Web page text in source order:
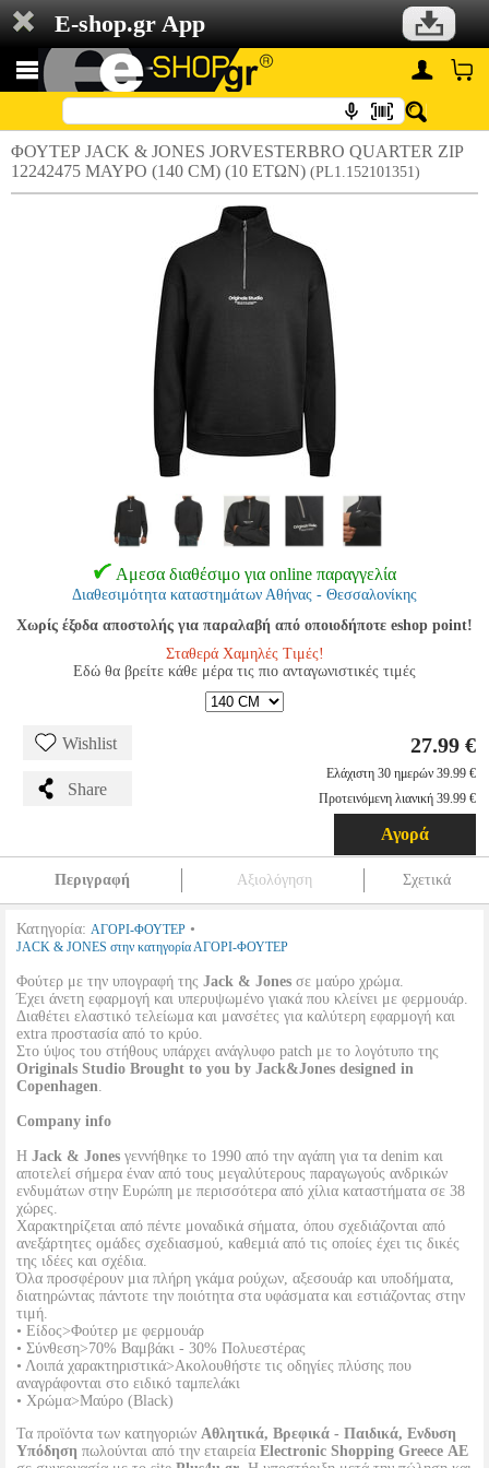
E-shop.gr App
ΦΟΥΤΕΡ JACK & JONES JORVESTERBRO QUARTER ZIP
12242475 ΜΑΥΡΟ (140 CM) (10 ΕΤΩΝ) (PL1.152101351)
Αμεσα διαθέσιμο για online παραγγελία
Διαθεσιμότητα καταστημάτων Αθήνας - Θεσσαλονίκης
Χωρίς έξοδα αποστολής για παραλαβή από οποιοδήποτε eshop point!
Σταθερά Χαμηλές Τιμές!
Εδώ θα βρείτε κάθε μέρα τις πιο ανταγωνιστικές τιμές
Wishlist
Share
27.99 €
Ελάχιστη 30 ημερών 39.99 €
Προτεινόμενη λιανική 39.99 €
Αγορά
Περιγραφή Αξιολόγηση Σχετικά
Κατηγορία: ΑΓΟΡΙ-ΦΟΥΤΕΡ •
JACK & JONES στην κατηγορία ΑΓΟΡΙ-ΦΟΥΤΕΡ
Φούτερ με την υπογραφή της Jack & Jones σε μαύρο χρώμα.
Έχει άνετη εφαρμογή και υπερυψωμένο γιακά που κλείνει με φερμουάρ.
Διαθέτει ελαστικό τελείωμα και μανσέτες για καλύτερη εφαρμογή και
extra προστασία από το κρύο.
Στο ύψος του στήθους υπάρχει ανάγλυφο patch με το λογότυπο της
Originals Studio Brought to you by Jack&Jones designed in
Copenhagen.
Company info
Η Jack & Jones γεννήθηκε το 1990 από την αγάπη για τα denim και
αποτελεί σήμερα έναν από τους μεγαλύτερους παραγωγούς ανδρικών
ενδυμάτων στην Ευρώπη με περισσότερα από χίλια καταστήματα σε 38
χώρες.
Χαρακτηρίζεται από πέντε μοναδικά σήματα, όπου σχεδιάζονται από
ανεξάρτητες ομάδες σχεδιασμού, καθεμιά από τις οποίες έχει τις δικές
της ιδέες και σχέδια.
Όλα προσφέρουν μια πλήρη γκάμα ρούχων, αξεσουάρ και υποδήματα,
διατηρώντας πάντοτε την ποιότητα στα υφάσματα και εστιάζοντας στην
τιμή.
• Είδος>Φούτερ με φερμουάρ
• Σύνθεση>70% Βαμβάκι - 30% Πολυεστέρας
• Λοιπά χαρακτηριστικά>Ακολουθήστε τις οδηγίες πλύσης που
αναγράφονται στο ειδικό ταμπελάκι
• Χρώμα>Μαύρο (Black)
Τα προϊόντα των κατηγοριών Αθλητικά, Βρεφικά - Παιδικά, Ενδυση
Υπόδηση πωλούνται από την εταιρεία Electronic Shopping Greece ΑΕ